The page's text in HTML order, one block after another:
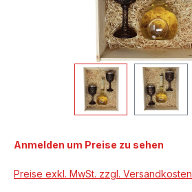
Anmelden um Preise zu sehen
Preise exkl. MwSt. zzgl. Versandkosten